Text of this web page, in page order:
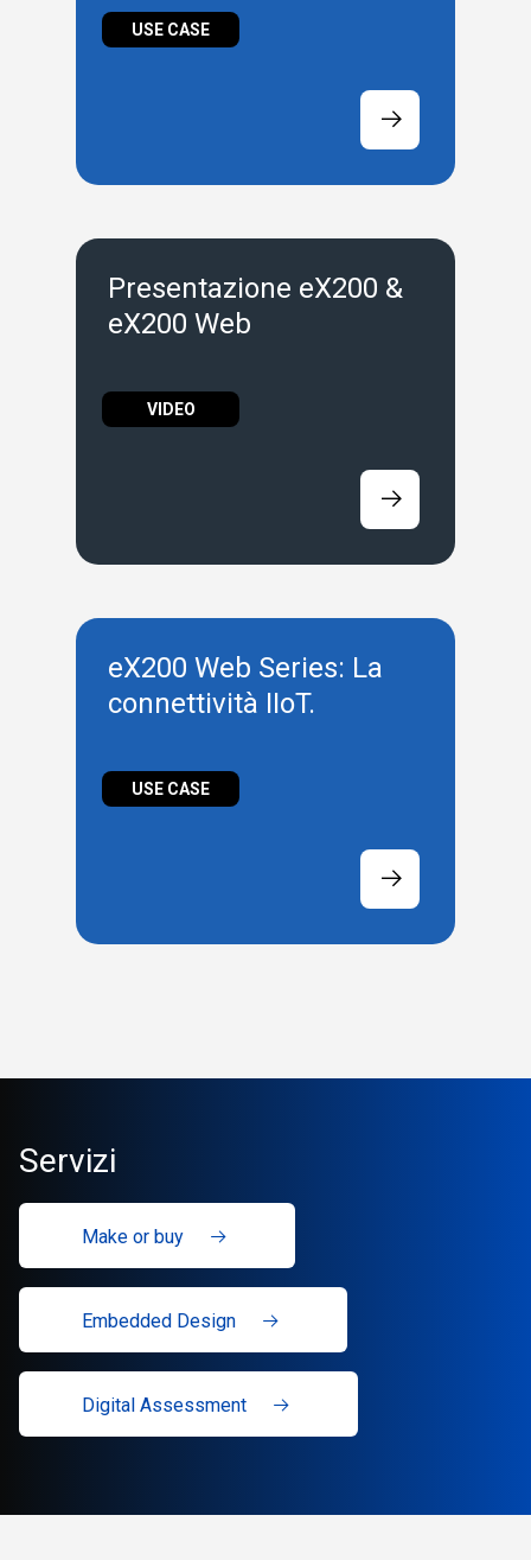
USE CASE
Presentazione eX200 &
eX200 Web
VIDEO
eX200 Web Series: La
connettività IIoT.
USE CASE
Servizi
Make or buy
Embedded Design
Digital Assessment